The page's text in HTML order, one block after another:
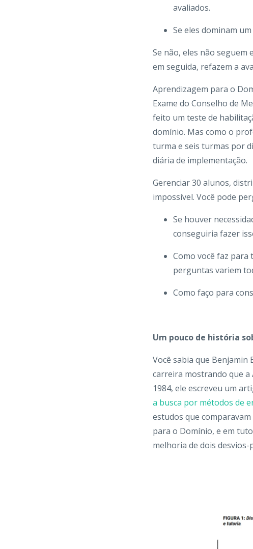
avaliados.
Se eles dominam
Se não, eles não
em seguida, refazem a
Aprendizagem para o
Exame do Conselho de
feito um teste de
domínio. Mas como o
turma e seis turmas por
diária de implementação.
Gerenciar 30 alunos,
impossível. Você pode
Se houver
conseguiria fazer
Como você faz para
perguntas variem
Como faço para
Um pouco de história
Você sabia que Benjamin
carreira mostrando que a
1984, ele escreveu um
a busca por métodos de
estudos que
para o Domínio, e em
melhoria de dois